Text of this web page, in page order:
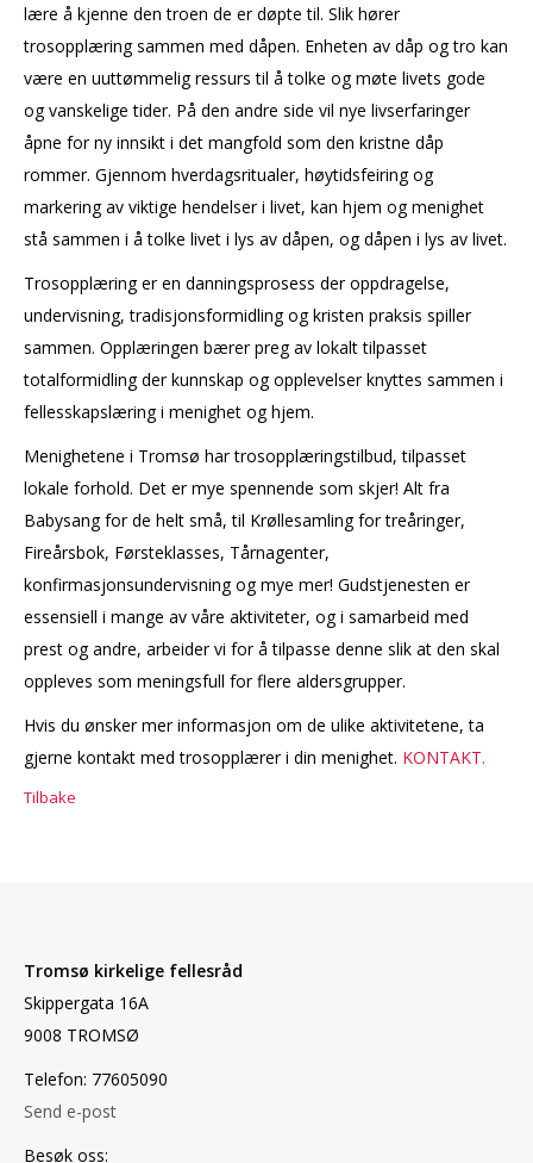
lære å kjenne den troen de er døpte til. Slik hører
trosopplæring sammen med dåpen. Enheten av dåp og tro kan
være en uuttømmelig ressurs til å tolke og møte livets gode
og vanskelige tider. På den andre side vil nye livserfaringer
åpne for ny innsikt i det mangfold som den kristne dåp
rommer. Gjennom hverdagsritualer, høytidsfeiring og
markering av viktige hendelser i livet, kan hjem og menighet
stå sammen i å tolke livet i lys av dåpen, og dåpen i lys av livet.
Trosopplæring er en danningsprosess der oppdragelse,
undervisning, tradisjonsformidling og kristen praksis spiller
sammen. Opplæringen bærer preg av lokalt tilpasset
totalformidling der kunnskap og opplevelser knyttes sammen i
fellesskapslæring i menighet og hjem.
Menighetene i Tromsø har trosopplæringstilbud, tilpasset
lokale forhold. Det er mye spennende som skjer! Alt fra
Babysang for de helt små, til Krøllesamling for treåringer,
Fireårsbok, Førsteklasses, Tårnagenter,
konfirmasjonsundervisning og mye mer! Gudstjenesten er
essensiell i mange av våre aktiviteter, og i samarbeid med
prest og andre, arbeider vi for å tilpasse denne slik at den skal
oppleves som meningsfull for flere aldersgrupper.
Hvis du ønsker mer informasjon om de ulike aktivitetene, ta
gjerne kontakt med trosopplærer i din menighet. KONTAKT.
Tilbake
Tromsø kirkelige fellesråd
Skippergata 16A
9008 TROMSØ
Telefon: 77605090
Send e-post
Besøk oss: